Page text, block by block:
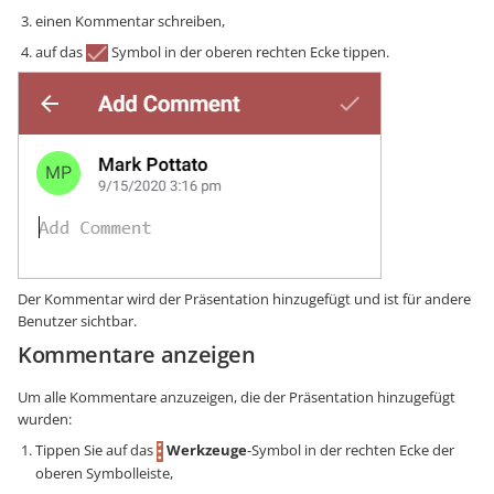
einen Kommentar schreiben,
auf das
Symbol in der oberen rechten Ecke tippen.
Der Kommentar wird der Präsentation hinzugefügt und ist für andere
Benutzer sichtbar.
Kommentare anzeigen
Um alle Kommentare anzuzeigen, die der Präsentation hinzugefügt
wurden:
Tippen Sie auf das
Werkzeuge-Symbol in der rechten Ecke der
oberen Symbolleiste,